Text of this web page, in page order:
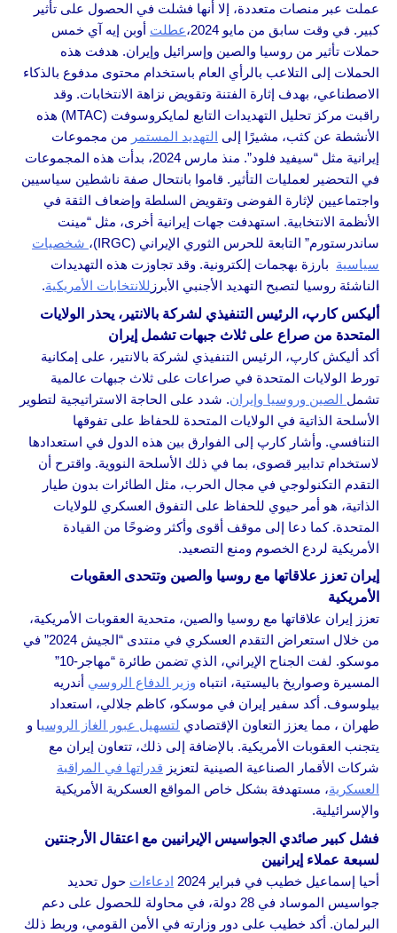
عملت عبر منصات متعددة، إلا أنها فشلت في الحصول على تأثير
كبير. في وقت سابق من مايو 2024،
عطلت أوبن إيه آي خمس
حملات تأثير من روسيا والصين وإسرائيل وإيران. هدفت هذه
الحملات إلى التلاعب بالرأي العام باستخدام محتوى مدفوع بالذكاء
الاصطناعي، بهدف إثارة الفتنة وتقويض نزاهة الانتخابات. وقد
راقبت مركز تحليل التهديدات التابع لمايكروسوفت (MTAC) هذه
الأنشطة عن كثب، مشيرًا إلى التهديد المستمر من مجموعات
إيرانية مثل “سيفيد فلود”. منذ مارس 2024، بدأت هذه المجموعات
في التحضير لعمليات التأثير. قاموا بانتحال صفة ناشطين سياسيين
واجتماعيين لإثارة الفوضى وتقويض السلطة وإضعاف الثقة في
الأنظمة الانتخابية. استهدفت جهات إيرانية أخرى، مثل “مينت
ساندرستورم” التابعة للحرس الثوري الإيراني (IRGC)،
شخصيات
سياسية بارزة بهجمات إلكترونية. وقد تجاوزت هذه التهديدات
الناشئة روسيا لتصبح التهديد الأجنبي الأبرز للانتخابات الأمريكية.
أليكس كارپ، الرئيس التنفيذي لشركة بالانتير، يحذر الولايات
المتحدة من صراع على ثلاث جبهات تشمل إيران
أكد أليكش كارپ، الرئيس التنفيذي لشركة بالانتير، على إمكانية
تورط الولايات المتحدة في صراعات على ثلاث جبهات عالمية
تشمل الصين وروسيا وإيران. شدد على الحاجة الاستراتيجية لتطوير
الأسلحة الذاتية في الولايات المتحدة للحفاظ على تفوقها
التنافسي. وأشار كارپ إلى الفوارق بين هذه الدول في استعدادها
لاستخدام تدابير قصوى، بما في ذلك الأسلحة النووية. واقترح أن
التقدم التكنولوجي في مجال الحرب، مثل الطائرات بدون طيار
الذاتية، هو أمر حيوي للحفاظ على التفوق العسكري للولايات
المتحدة. كما دعا إلى موقف أقوى وأكثر وضوحًا من القيادة
الأمريكية لردع الخصوم ومنع التصعيد.
إيران تعزز علاقاتها مع روسيا والصين وتتحدى العقوبات
الأمريكية
تعزز إيران علاقاتها مع روسيا والصين، متحدية العقوبات الأمريكية،
من خلال استعراض التقدم العسكري في منتدى “الجيش 2024” في
موسكو. لفت الجناح الإيراني، الذي تضمن طائرة “مهاجر-10”
المسيرة وصواريخ باليستية، انتباه وزير الدفاع الروسي أندريه
بيلوسوف. أكد سفير إيران في موسكو، كاظم جلالي، استعداد
طهران ، مما يعزز التعاون الإقتصادي لتسهيل عبور الغاز الروسيا و
يتجنب العقوبات الأمريكية. بالإضافة إلى ذلك، تتعاون إيران مع
شركات الأقمار الصناعية الصينية لتعزيز قدراتها في المراقبة
العسكرية، مستهدفة بشكل خاص المواقع العسكرية الأمريكية
والإسرائيلية.
فشل كبير صائدي الجواسيس الإيرانيين مع اعتقال الأرجنتين
لسبعة عملاء إيرانيين
أحيا إسماعيل خطيب في فبراير 2024 ادعاءات حول تحديد
جواسيس الموساد في 28 دولة، في محاولة للحصول على دعم
البرلمان. أكد خطيب على دور وزارته في الأمن القومي، وربط ذلك